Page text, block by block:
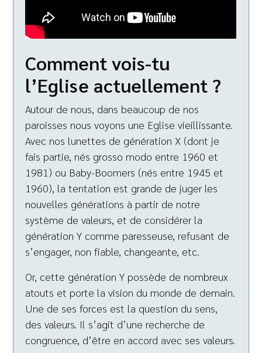
Comment vois-tu
l’Eglise actuellement ?
Autour de nous, dans beaucoup de nos
paroisses nous voyons une Eglise vieillissante.
Avec nos lunettes de génération X (dont je
fais partie, nés grosso modo entre 1960 et
1981) ou Baby-Boomers (nés entre 1945 et
1960), la tentation est grande de juger les
nouvelles générations à partir de notre
système de valeurs, et de considérer la
génération Y comme paresseuse, refusant de
s’engager, non fiable, changeante, etc.
Or, cette génération Y possède de nombreux
atouts et porte la vision du monde de demain.
Une de ses forces est la question du sens,
des valeurs. Il s’agit d’une recherche de
congruence, d’être en accord avec ses valeurs.